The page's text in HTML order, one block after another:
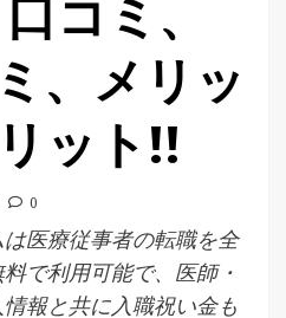
コミ、
、メリッ
ット!!
0
医療従事者の転職を全
で利用可能で、医師・
報と共に入職祝い金も